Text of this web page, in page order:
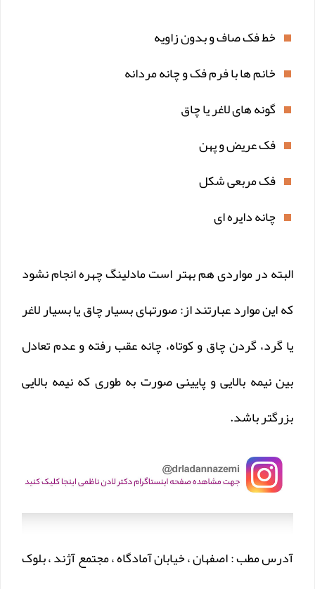
خط فک صاف و بدون زاویه
خانم ها با فرم فک و چانه مردانه
گونه های لاغر یا چاق
فک عریض و پهن
فک مربعی شکل
چانه دایره ای
البته در مواردی هم بهتر است مادلینگ چهره انجام نشود
که این موارد عبارتند از: صورتهای بسیار چاق یا بسیار لاغر
یا گرد، گردن چاق و کوتاه، چانه عقب رفته و عدم تعادل
بین نیمه بالایی و پایینی صورت به طوری که نیمه بالایی
بزرگتر باشد.
آدرس مطب : اصفهان ، خیابان آمادگاه ، مجتمع آژند ، بلوک